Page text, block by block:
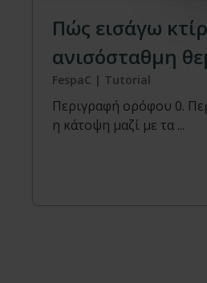
Πώς εισάγω
ανισόσταθμη
FespaC | Tutorial
Περιγραφή ορόφου 0.
η κάτοψη μαζί με τα ...